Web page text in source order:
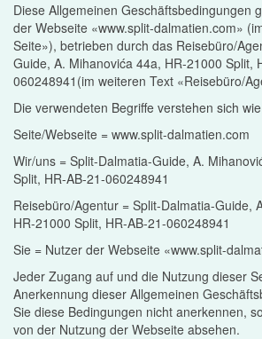
Diese Allgemeinen Geschäftsbedingungen
der Webseite «www.split-dalmatien.com»
Seite»), betrieben durch das Reisebüro/
Guide, A. Mihanovića 44a, HR-21000 Split,
060248941(im weiteren Text «Reisebüro/
Die verwendeten Begriffe verstehen sich
Seite/Webseite = www.split-dalmatien.com
Wir/uns = Split-Dalmatia-Guide, A.
Split, HR-AB-21-060248941
Reisebüro/Agentur = Split-Dalmatia-Guide,
HR-21000 Split, HR-AB-21-060248941
Sie = Nutzer der Webseite «www.split-
Jeder Zugang auf und die Nutzung dieser
Anerkennung dieser Allgemeinen
Sie diese Bedingungen nicht anerkennen,
von der Nutzung der Webseite absehen.